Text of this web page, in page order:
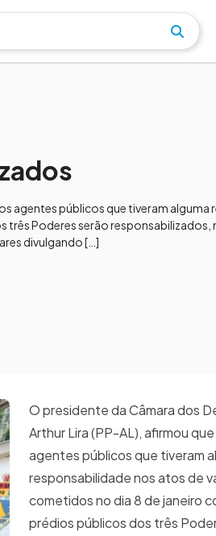
agentes públicos que tiveram alguma
Poderes serão responsabilizados,
divulgando […]
O presidente da Câmara dos
Arthur Lira (PP-AL), afirmou
agentes públicos que tiveram
responsabilidade nos atos de
cometidos no dia 8 de janeiro
prédios públicos dos três